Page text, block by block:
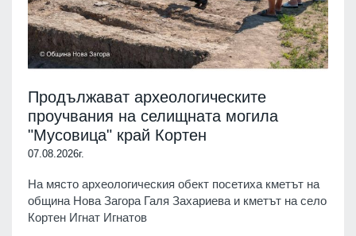
Продължават археологическите
проучвания на селищната могила
"Мусовица" край Кортен
07.08.2026г.
На място археологическия обект посетиха кметът на
община Нова Загора Галя Захариева и кметът на село
Кортен Игнат Игнатов